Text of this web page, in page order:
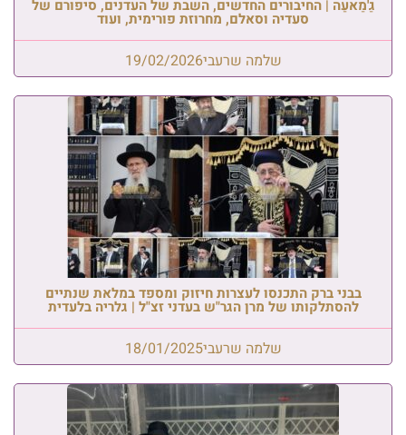
גַ'מַאעַה | החיבורים החדשים, השבת של העדנים, סיפורם של
סעדיה וסאלם, מחרוזת פורימית, ועוד
שלמה שרעבי19/02/2026
בבני ברק התכנסו לעצרות חיזוק ומספד במלאת שנתיים
להסתלקותו של מרן הגר"ש בעדני זצ"ל | גלריה בלעדית
שלמה שרעבי18/01/2025